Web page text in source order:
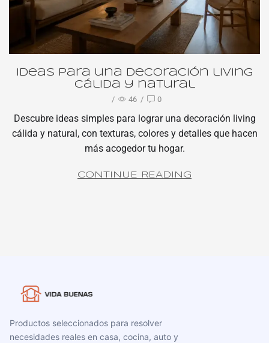
Ideas para una decoración living
cálida y natural
/ 46 / 0
Descubre ideas simples para lograr una decoración living
cálida y natural, con texturas, colores y detalles que hacen
más acogedor tu hogar.
CONTINUE READING
Productos seleccionados para resolver
necesidades reales en casa, cocina, auto y